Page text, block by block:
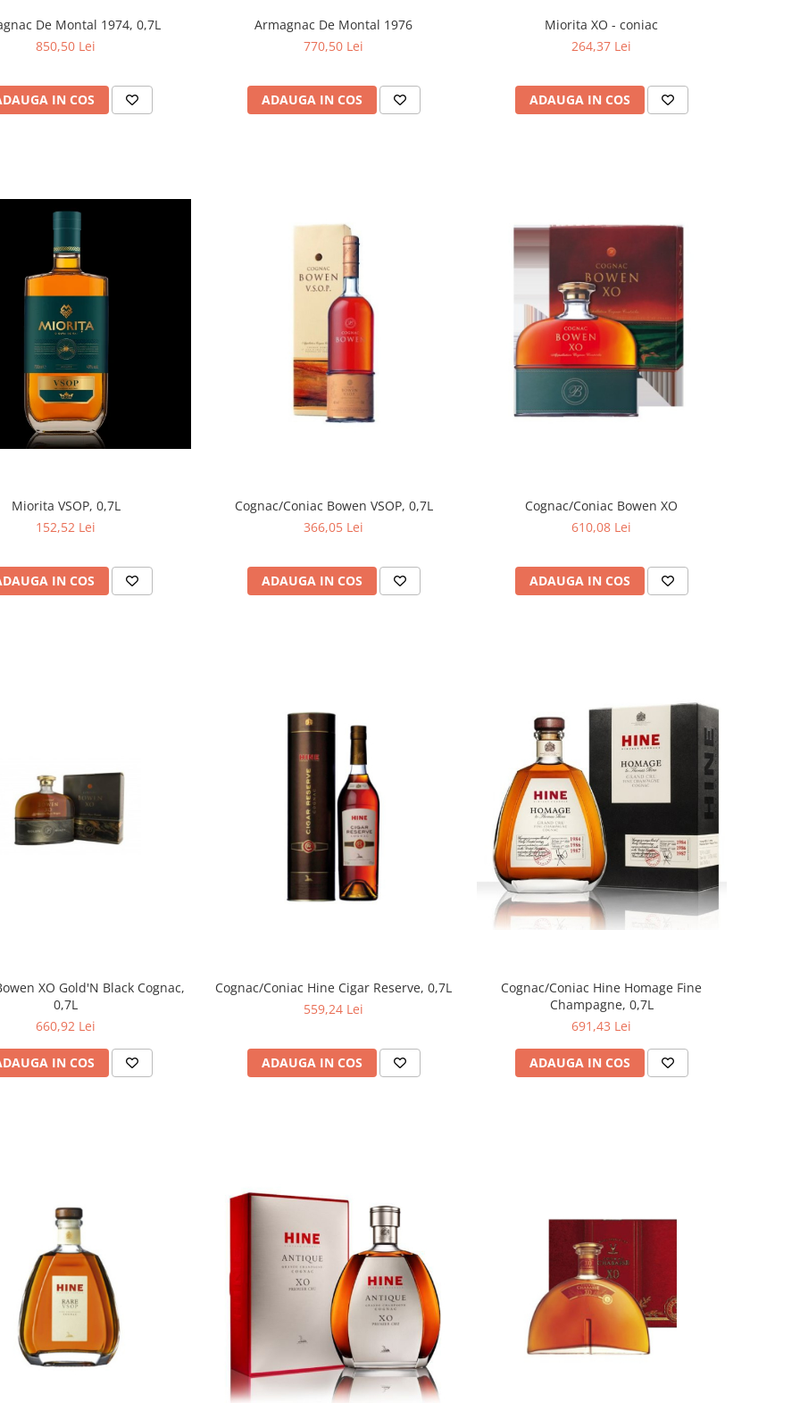
De Montal 1974, 0,7L
850,50 Lei
IN COS
Armagnac De Montal 1976
770,50 Lei
ADAUGA IN COS
Miorita XO - coniac
264,37 Lei
ADAUGA IN COS
Miorita VSOP, 0,7L
152,52 Lei
IN COS
Cognac/Coniac Bowen VSOP, 0,7L
366,05 Lei
ADAUGA IN COS
Cognac/Coniac Bowen XO
610,08 Lei
ADAUGA IN COS
XO Gold'N Black Cognac,
0,7L
660,92 Lei
IN COS
Cognac/Coniac Hine Cigar Reserve, 0,7L
559,24 Lei
ADAUGA IN COS
Cognac/Coniac Hine Homage Fine
Champagne, 0,7L
691,43 Lei
ADAUGA IN COS